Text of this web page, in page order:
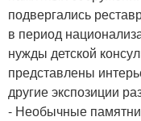
подвергались
в период
нужды детской
представлены
другие экспозиции
- Необычные